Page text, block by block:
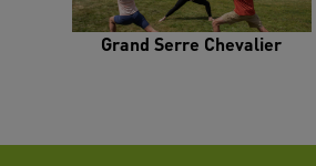
Grand Serre Chevalier